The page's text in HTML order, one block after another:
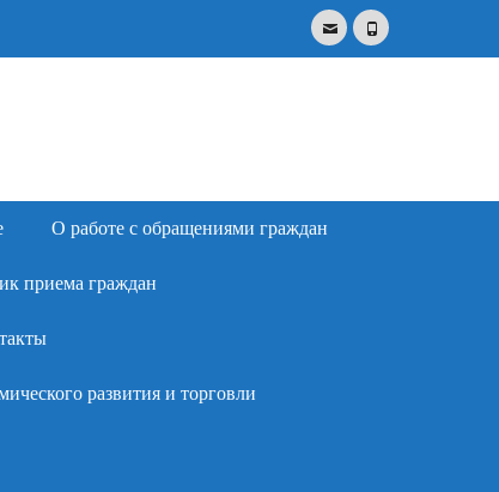
EmailPhone
О работе с обращениями граждан
приема граждан
развития и торговли